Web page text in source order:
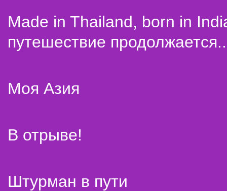
Made in Thailand, born in
путешествие
Моя Азия
В отрыве!
Штурман в пути